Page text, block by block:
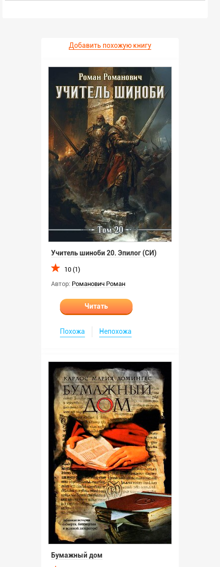
Добавить похожую книгу
Учитель шиноби 20. Эпилог (СИ)
10 (1)
Автор: Романович Роман
Читать
Похожа Непохожа
Бумажный дом